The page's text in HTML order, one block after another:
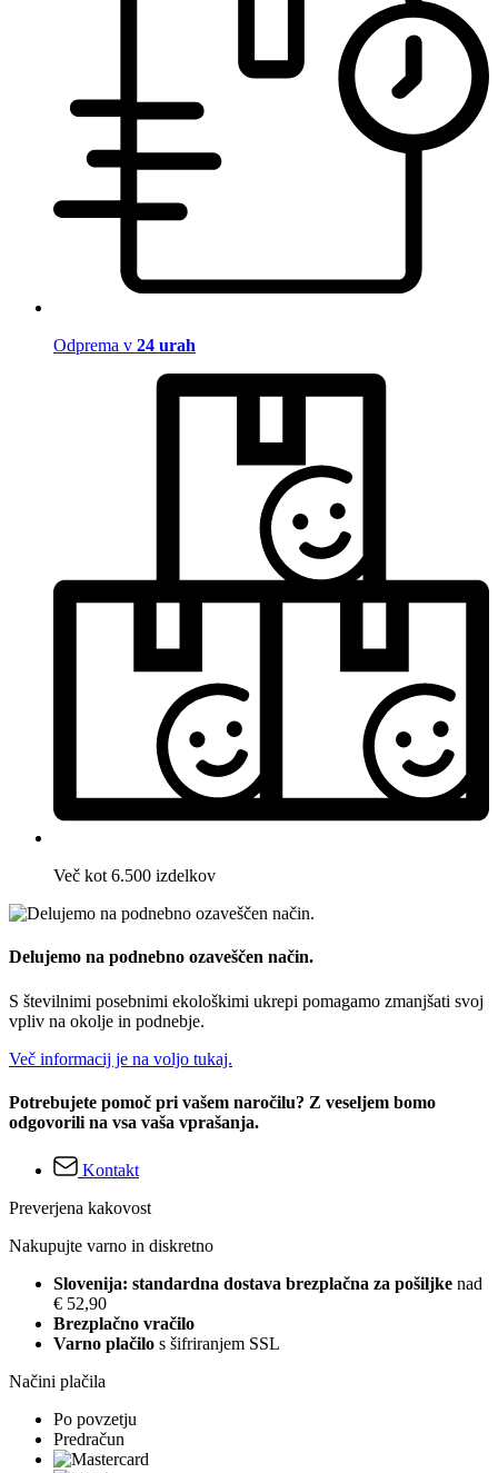
Odprema v 24 urah
Več kot 6.500 izdelkov
Delujemo na podnebno ozaveščen način.
S številnimi posebnimi ekološkimi ukrepi pomagamo zmanjšati svoj
vpliv na okolje in podnebje.
Več informacij je na voljo tukaj.
Potrebujete pomoč pri vašem naročilu? Z veseljem bomo
odgovorili na vsa vaša vprašanja.
Kontakt
Preverjena kakovost
Nakupujte varno in diskretno
Slovenija: standardna dostava brezplačna za pošiljke nad
€ 52,90
Brezplačno vračilo
Varno plačilo s šifriranjem SSL
Načini plačila
Po povzetju
Predračun